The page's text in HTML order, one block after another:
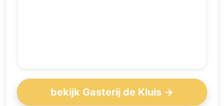
bekijk Gasterij de Kluis →